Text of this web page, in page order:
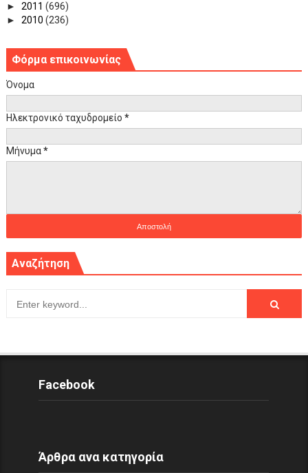
► 2011 (696)
► 2010 (236)
Φόρμα επικοινωνίας
Όνομα
Ηλεκτρονικό ταχυδρομείο *
Μήνυμα*
Αναζήτηση
Facebook
Άρθρα ανα κατηγορία